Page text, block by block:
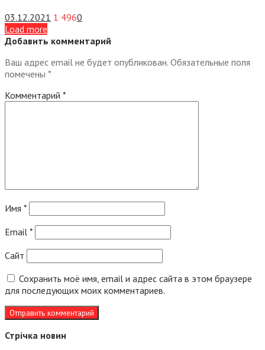
03.12.2021 1 4960
Load more
Добавить комментарий
Ваш адрес email не будет опубликован. Обязательные поля
помечены *
Комментарий *
Имя *
Email *
Сайт
Сохранить моё имя, email и адрес сайта в этом браузере
для последующих моих комментариев.
Стрічка новин